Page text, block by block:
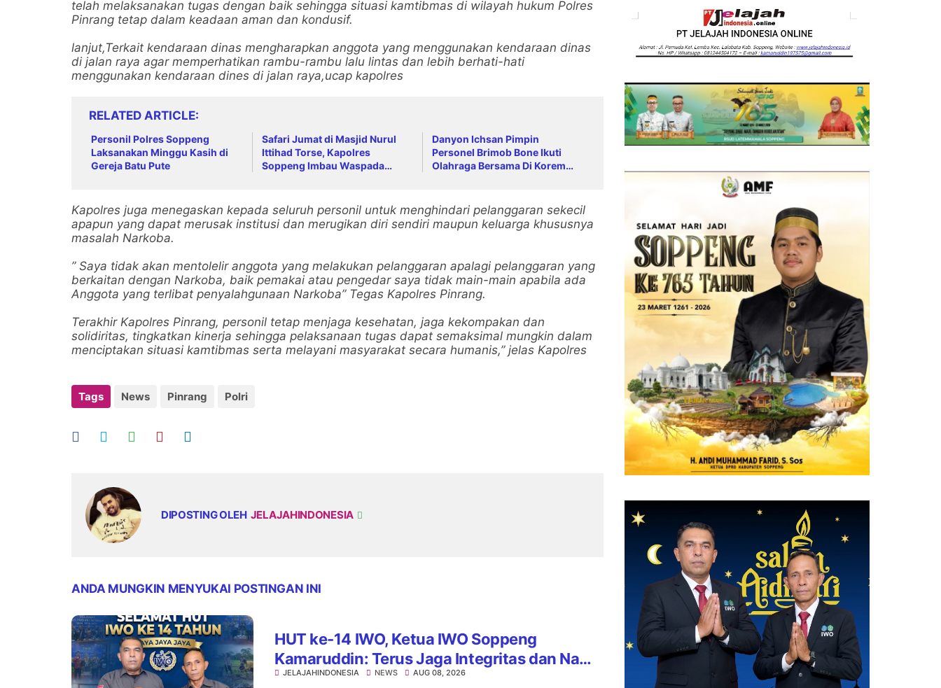
telah melaksanakan tugas dengan baik sehingga situasi kamtibmas di wilayah hukum Polres
Pinrang tetap dalam keadaan aman dan kondusif.
lanjut,Terkait kendaraan dinas mengharapkan anggota yang menggunakan kendaraan dinas
di jalan raya agar memperhatikan rambu-rambu lalu lintas dan lebih berhati-hati
menggunakan kendaraan dines di jalan raya,ucap kapolres
RELATED ARTICLE
Personil Polres Soppeng
Laksanakan Minggu Kasih di
Gereja Batu Pute
Safari Jumat di Masjid Nurul
Ittihad Torse, Kapolres
Soppeng Imbau Waspada
Danyon Ichsan Pimpin
Personel Brimob Bone Ikuti
Olahraga Bersama Di Korem
Kapolres juga menegaskan kepada seluruh personil untuk menghindari pelanggaran sekecil
apapun yang dapat merusak institusi dan merugikan diri sendiri maupun keluarga khususnya
masalah Narkoba.
” Saya tidak akan mentolelir anggota yang melakukan pelanggaran apalagi pelanggaran yang
berkaitan dengan Narkoba, baik pemakai atau pengedar saya tidak main-main apabila ada
Anggota yang terlibat penyalahgunaan Narkoba” Tegas Kapolres Pinrang.
Terakhir Kapolres Pinrang, personil tetap menjaga kesehatan, jaga kekompakan dan
solidiritas, tingkatkan kinerja sehingga pelaksanaan tugas dapat semaksimal mungkin dalam
menciptakan situasi kamtibmas serta melayani masyarakat secara humanis,” jelas Kapolres
Tags News Pinrang Polri
DIPOSTING OLEH JELAJAHINDONESIA
ANDA MUNGKIN MENYUKAI POSTINGAN INI
HUT ke-14 IWO, Ketua IWO Soppeng
Kamaruddin: Terus Jaga Integritas dan Nama
Baik Organisasi
JELAJAHINDONESIA NEWS AUG 08, 2026